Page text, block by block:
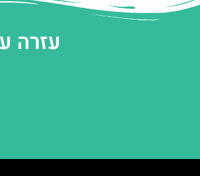
עזרה